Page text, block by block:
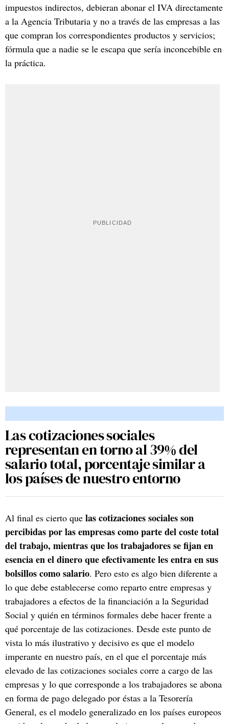
impuestos indirectos, debieran abonar el IVA directamente
a la Agencia Tributaria y no a través de las empresas a las
que compran los correspondientes productos y servicios;
fórmula que a nadie se le escapa que sería inconcebible en
la práctica.
Las cotizaciones sociales
representan en torno al 39% del
salario total, porcentaje similar a
los países de nuestro entorno
Al final es cierto que las cotizaciones sociales son
percibidas por las empresas como parte del coste total
del trabajo, mientras que los trabajadores se fijan en
esencia en el dinero que efectivamente les entra en sus
bolsillos como salario. Pero esto es algo bien diferente a
lo que debe establecerse como reparto entre empresas y
trabajadores a efectos de la financiación a la Seguridad
Social y quién en términos formales debe hacer frente a
qué porcentaje de las cotizaciones. Desde este punto de
vista lo más ilustrativo y decisivo es que el modelo
imperante en nuestro país, en el que el porcentaje más
elevado de las cotizaciones sociales corre a cargo de las
empresas y lo que corresponde a los trabajadores se abona
en forma de pago delegado por éstas a la Tesorería
General, es el modelo generalizado en los países europeos